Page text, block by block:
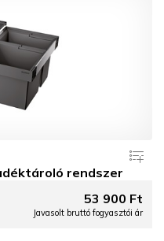
rendszer
53 900 Ft
Javasolt bruttó fogyasztói ár